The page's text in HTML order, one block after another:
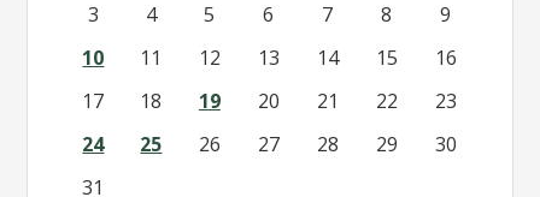
3
4 5 6 7 8
9
10
11 12 13 14 15
16
17
18 19 20 21 22
23
24
25 26 27 28 29
30
31